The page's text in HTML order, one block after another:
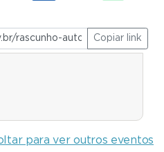
Copiar link
para ver outros eventos